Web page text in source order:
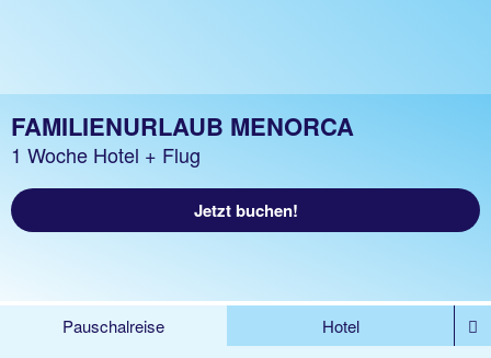
FAMILIENURLAUB MENORCA
1 Woche Hotel + Flug
Jetzt buchen!
Pauschalreise
Hotel